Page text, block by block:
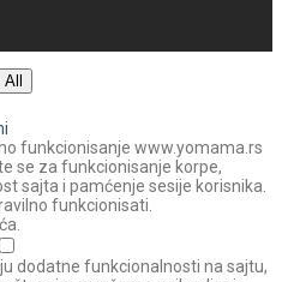
All
funkcionisanje www.yomama.rs
se za funkcionisanje korpe,
sajta i pamćenje sesije korisnika.
funkcionisati.
dodatne funkcionalnosti na sajtu,